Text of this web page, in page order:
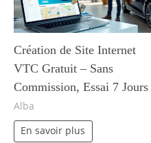
Création de Site Internet
VTC Gratuit – Sans
Commission, Essai 7 Jours
Alba
En savoir plus